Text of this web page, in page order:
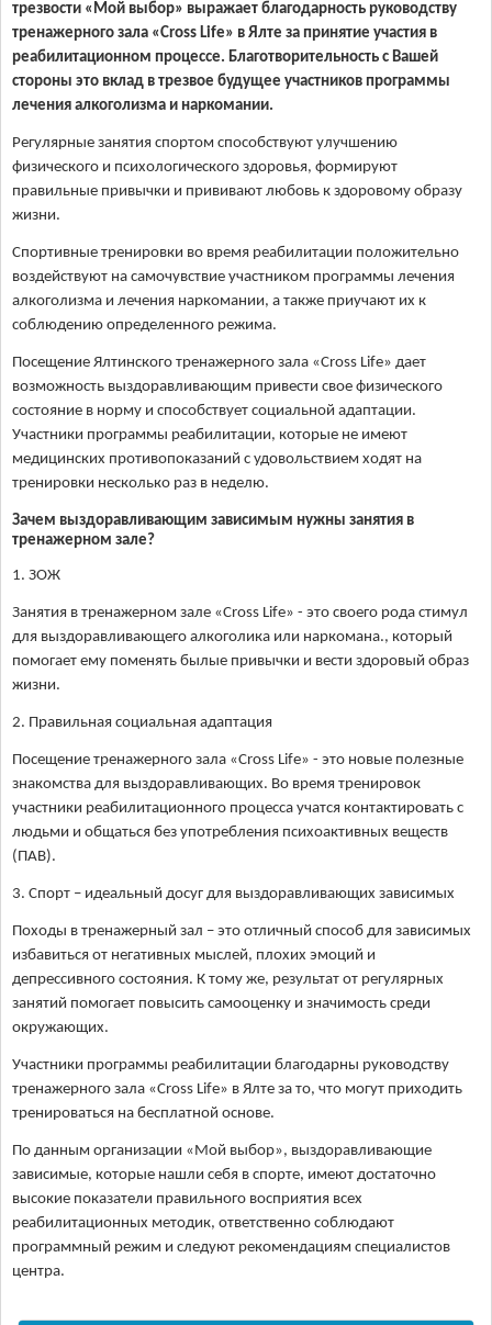
трезвости «Мой выбор» выражает благодарность руководству
тренажерного зала «Cross Life» в Ялте за принятие участия в
реабилитационном процессе. Благотворительность с Вашей
стороны это вклад в трезвое будущее участников программы
лечения алкоголизма и наркомании.
Регулярные занятия спортом способствуют улучшению
физического и психологического здоровья, формируют
правильные привычки и прививают любовь к здоровому образу
жизни.
Спортивные тренировки во время реабилитации положительно
воздействуют на самочувствие участником программы лечения
алкоголизма и лечения наркомании, а также приучают их к
соблюдению определенного режима.
Посещение Ялтинского тренажерного зала «Cross Life» дает
возможность выздоравливающим привести свое физического
состояние в норму и способствует социальной адаптации.
Участники программы реабилитации, которые не имеют
медицинских противопоказаний с удовольствием ходят на
тренировки несколько раз в неделю.
Зачем выздоравливающим зависимым нужны занятия в
тренажерном зале?
1. ЗОЖ
Занятия в тренажерном зале «Cross Life» - это своего рода стимул
для выздоравливающего алкоголика или наркомана., который
помогает ему поменять былые привычки и вести здоровый образ
жизни.
2. Правильная социальная адаптация
Посещение тренажерного зала «Cross Life» - это новые полезные
знакомства для выздоравливающих. Во время тренировок
участники реабилитационного процесса учатся контактировать с
людьми и общаться без употребления психоактивных веществ
(ПАВ).
3. Спорт – идеальный досуг для выздоравливающих зависимых
Походы в тренажерный зал – это отличный способ для зависимых
избавиться от негативных мыслей, плохих эмоций и
депрессивного состояния. К тому же, результат от регулярных
занятий помогает повысить самооценку и значимость среди
окружающих.
Участники программы реабилитации благодарны руководству
тренажерного зала «Cross Life» в Ялте за то, что могут приходить
тренироваться на бесплатной основе.
По данным организации «Мой выбор», выздоравливающие
зависимые, которые нашли себя в спорте, имеют достаточно
высокие показатели правильного восприятия всех
реабилитационных методик, ответственно соблюдают
программный режим и следуют рекомендациям специалистов
центра.